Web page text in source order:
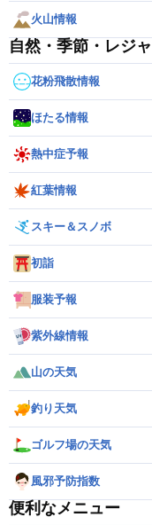
火山情報
自然・季節・レジ
花粉飛散情報
ほたる情報
熱中症予報
紅葉情報
スキー＆スノボ
初詣
服装予報
紫外線情報
山の天気
釣り天気
ゴルフ場の天気
風邪予防指数
便利なメニュー